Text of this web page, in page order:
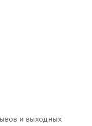
и выходных